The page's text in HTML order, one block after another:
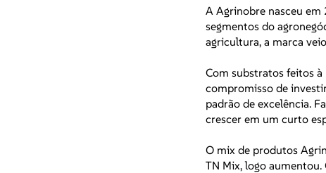
A Agrinobre nasceu
segmentos do
agricultura, a marca
Com substratos feitos à
compromisso de
padrão de excelência.
crescer em um curto
O mix de produtos
TN Mix, logo